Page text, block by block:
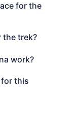
for the
the trek?
work?
this